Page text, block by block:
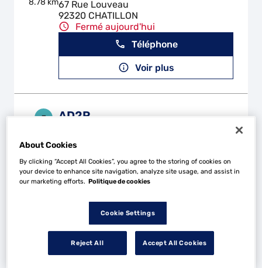
8.78 km67 Rue Louveau
92320 CHATILLON
Fermé aujourd'hui
Téléphone
Voir plus
5
8.9 km
AD2R
92140 CLAMART
Téléphone
FG AUTOMOBILES
About Cookies
By clicking “Accept All Cookies”, you agree to the storing of cookies on
your device to enhance site navigation, analyze site usage, and assist in
our marketing efforts. Politique de cookies
Cookie Settings
Reject All Accept All Cookies